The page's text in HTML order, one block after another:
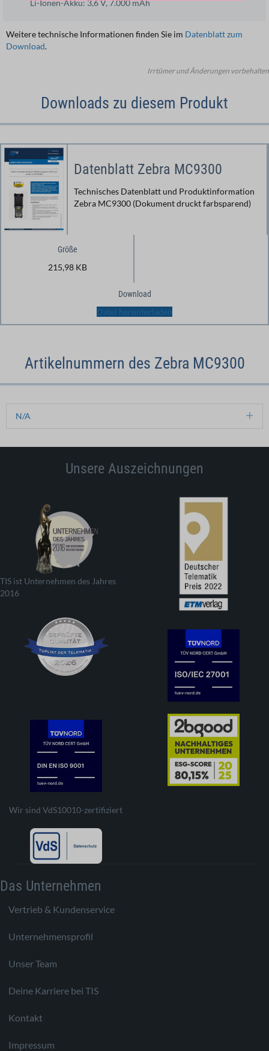
Li-Ionen-Akku: 3,6 V, 7.000 mAh
Weitere technische Informationen finden Sie im Datenblatt zum
Download.
Irrtümer und Änderungen vorbehalten
Downloads zu diesem Produkt
Datenblatt Zebra MC9300
Technisches Datenblatt und Produktinformation
Zebra MC9300 (Dokument druckt farbsparend)
Größe
215,98 KB
Download
Datei herunterladen
Artikelnummern des Zebra MC9300
N/A
Unsere Auszeichnungen
TIS ist Unternehmen des Jahres
2016
Wir sind VdS10010-zertifiziert
Das Unternehmen
Vertrieb & Kundenservice
Unternehmensprofil
Unser Team
Deine Karriere bei TIS
Kontakt
Impressum